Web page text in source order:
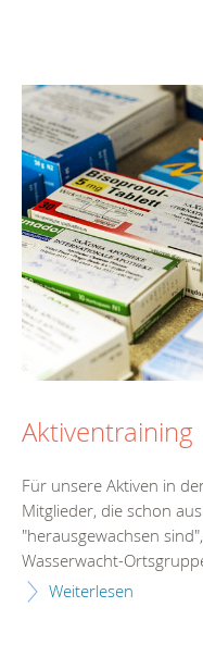
Aktiventraining
Für unsere Aktiven in
Mitglieder, die schon
"herausgewachsen
Wasserwacht-
Weiterlesen